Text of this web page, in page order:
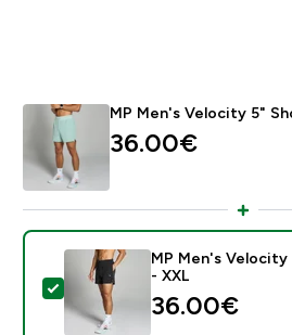
MP Men's Velocity 5"
36.00€‎
- MP Men's Velocity 5"
MP Men's
- XXL
36.00€‎